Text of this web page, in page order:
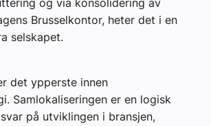
og via konsolidering av
Brusselkontor, heter det i en
selskapet.
det ypperste innen
Samlokaliseringen er en logisk
på utviklingen i bransjen,